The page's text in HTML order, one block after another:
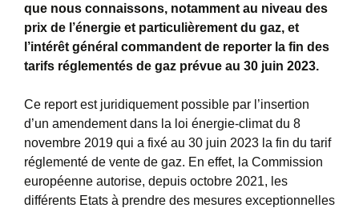
que nous connaissons, notamment au niveau des
prix de l’énergie et particulièrement du gaz, et
l’intérêt général commandent de reporter la fin des
tarifs réglementés de gaz prévue au 30 juin 2023.
Ce report est juridiquement possible par l’insertion
d’un amendement dans la loi énergie-climat du 8
novembre 2019 qui a fixé au 30 juin 2023 la fin du tarif
réglementé de vente de gaz. En effet, la Commission
européenne autorise, depuis octobre 2021, les
différents Etats à prendre des mesures exceptionnelles